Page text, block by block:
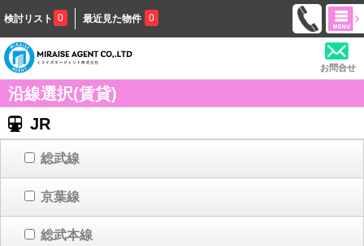
検討リスト 0 最近見た物件 0
お問合せ
沿線選択(賃貸)
JR
総武線
京葉線
総武本線